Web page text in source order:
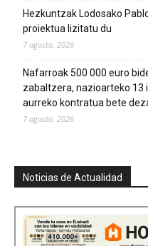
Hezkuntzak Lodosako
proiektua lizitatu du
7 agosto, 2026
Nafarroak 500 000 euro
zabaltzera, nazioarteko 13
aurreko kontratua bete
7 agosto, 2026
Noticias de Actualidad